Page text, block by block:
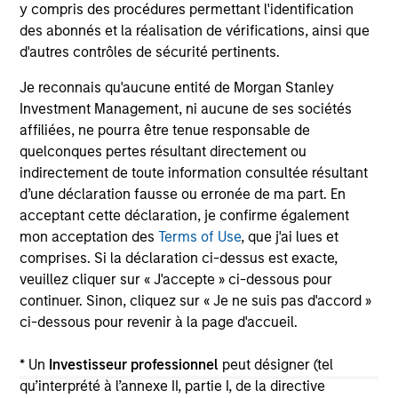
y compris des procédures permettant l'identification
des abonnés et la réalisation de vérifications, ainsi que
d'autres contrôles de sécurité pertinents.
Je reconnais qu'aucune entité de Morgan Stanley
Investment Management, ni aucune de ses sociétés
affiliées, ne pourra être tenue responsable de
quelconques pertes résultant directement ou
indirectement de toute information consultée résultant
d’une déclaration fausse ou erronée de ma part. En
acceptant cette déclaration, je confirme également
mon acceptation desTerms of Use, que j'ai lues et
comprises. Si la déclaration ci-dessus est exacte,
veuillez cliquer sur « J'accepte » ci-dessous pour
continuer. Sinon, cliquez sur « Je ne suis pas d'accord »
ci-dessous pour revenir à la page d'accueil.
* Un Investisseur professionnel peut désigner (tel
qu’interprété à l’annexe II, partie I, de la directive
Video: Ten Investment Truths About
Artificial Intelligence
covers ten investment truths about AI: from the
extraordinary speed of the infrastructure
buildout, to the rise of autonomous agents, to
the two competing architectures that will
shape the geopolitical order for decades.
07-JUL-2026
May not represent all Team Members.